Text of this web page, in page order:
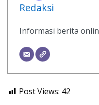
Redaksi
Informasi berita
Post Views: 42